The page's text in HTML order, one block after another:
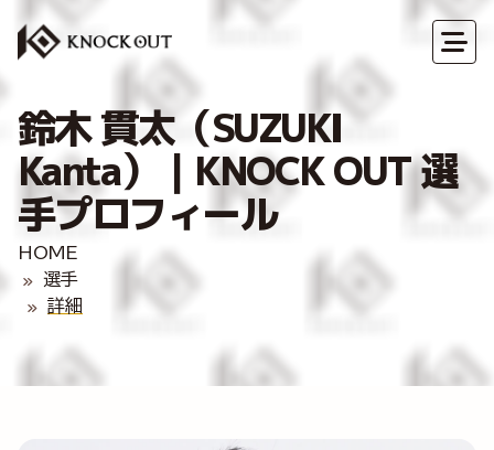
鈴木 貫太（SUZUKI
Kanta）｜KNOCK OUT 選
手プロフィール
HOME
選手
詳細